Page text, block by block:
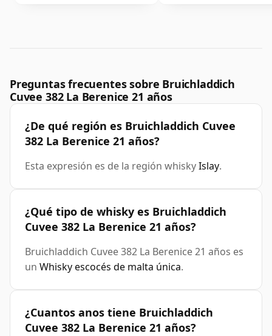
Preguntas frecuentes sobre Bruichladdich
Cuvee 382 La Berenice 21 años
¿De qué región es Bruichladdich Cuvee
382 La Berenice 21 años?
Esta expresión es de la región whiskyIslay.
¿Qué tipo de whisky es Bruichladdich
Cuvee 382 La Berenice 21 años?
Bruichladdich Cuvee 382 La Berenice 21 años es
un Whisky escocés de malta única.
¿Cuantos anos tiene Bruichladdich
Cuvee 382 La Berenice 21 años?